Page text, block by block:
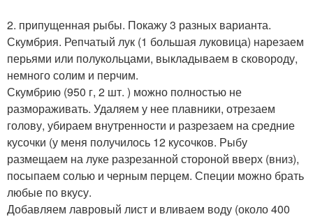
2. припущенная рыбы. Покажу 3 разных варианта.
Скумбрия. Репчатый лук (1 большая луковица) нарезаем
перьями или полукольцами, выкладываем в сковороду,
немного солим и перчим.
Скумбрию (950 г, 2 шт. ) можно полностью не
размораживать. Удаляем у нее плавники, отрезаем
голову, убираем внутренности и разрезаем на средние
кусочки (у меня получилось 12 кусочков. Рыбу
размещаем на луке разрезанной стороной вверх (вниз),
посыпаем солью и черным перцем. Специи можно брать
любые по вкусу.
Добавляем лавровый лист и вливаем воду (около 400